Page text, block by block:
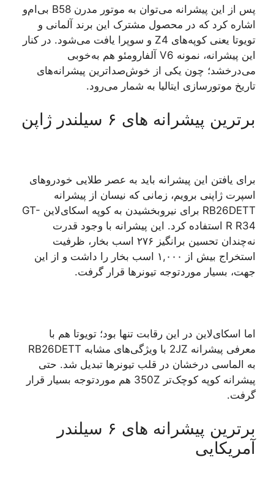
پس از این پیشرانه می‌توان به موتور مدرن B58 بی‌ام‌و
اشاره کرد که در محصول مشترک این برند آلمانی و
تویوتا یعنی کوپه‌های Z4 و سوپرا یافت می‌شود. در کنار
این پیشرانه، نمونه V6 آلفارومئو هم به‌خوبی
می‌درخشد؛ چون یکی از خوش‌صداترین پیشرانه‌های
تاریخ موتورسازی ایتالیا به شمار می‌رود.
برترین پیشرانه های ۶ سیلندر ژاپن
برای یافتن این پیشرانه باید به عصر طلایی خودروهای
اسپرت ژاپنی برویم، زمانی که نیسان از پیشرانه
RB26DETT برای نیروبخشیدن به کوپه اسکای‌لاین GT-
R R34 استفاده کرد. این پیشرانه با وجود قدرت
نه‌چندان تحسین برانگیز ۲۷۶ اسب بخار، ظرفیت
استخراج بیش از ۱,۰۰۰ اسب بخار را داشت و از این
جهت، بسیار موردتوجه تیونرها قرار گرفت.
اما اسکای‌لاین در این رقابت تنها بود؛ تویوتا هم با
معرفی پیشرانه 2JZ با ویژگی‌های مشابه RB26DETT
به الماسی درخشان در قلب تیونرها تبدیل شد. حتی
پیشرانه کوپه کوچک‌تر 350Z هم موردتوجه بسیار قرار
گرفت.
برترین پیشرانه های ۶ سیلندر
آمریکایی